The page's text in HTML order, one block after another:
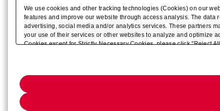
We use cookies and other tracking technologies (Cookies) on our
features and improve our website through access analysis. The
advertising, social media and/or analytics services. These partners
your use of their services or other websites to analyze and optimize
Cookies except for Strictly Necessary Cookies, please click "Reject